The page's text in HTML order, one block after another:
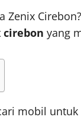
Zenix
yang
mobil